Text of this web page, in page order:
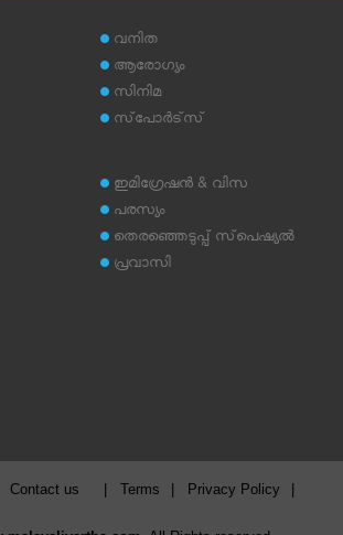
വനിത
ആരോഗ്യം
സിനിമ
സ്‌പോര്‍ട്‌സ്
ഇമിഗ്രേഷന്‍ & വിസ
പരസ്യം
തെരഞ്ഞെടുപ്പ് സ്‌പെഷ്യല്‍
പ്രവാസി
Contact us Terms Privacy Policy